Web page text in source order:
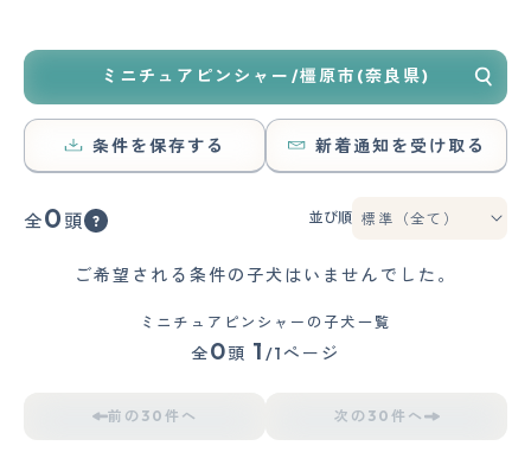
ミニチュアピンシャー/橿原市(奈良県)
条件を保存する 新着通知を受け取る
全0 頭 並び順
ご希望される条件の子犬はいませんでした。
ミニチュアピンシャーの子犬一覧
全0頭 1 /1ページ
前の30件へ 次の30件へ